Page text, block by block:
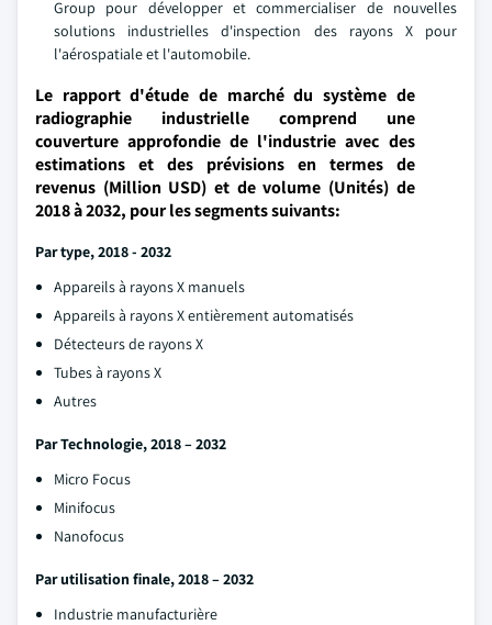
Group pour développer et commercialiser de nouvelles
solutions industrielles d'inspection des rayons X pour
l'aérospatiale et l'automobile.
Le rapport d'étude de marché du système de
radiographie industrielle comprend une
couverture approfondie de l'industrie avec des
estimations et des prévisions en termes de
revenus (Million USD) et de volume (Unités) de
2018 à 2032, pour les segments suivants:
Par type, 2018 - 2032
Appareils à rayons X manuels
Appareils à rayons X entièrement automatisés
Détecteurs de rayons X
Tubes à rayons X
Autres
ParTechnologie, 2018 – 2032
Micro Focus
Minifocus
Nanofocus
Par utilisation finale, 2018 – 2032
Industrie manufacturière